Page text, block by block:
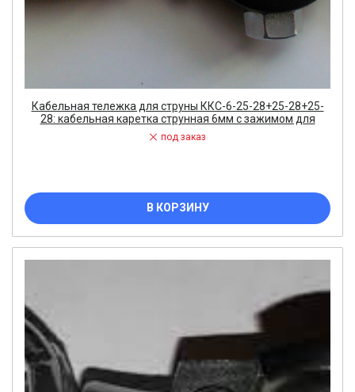
Кабельная тележка для струны ККС-6-25-28+25-28+25-
28: кабельная каретка струнная 6мм с зажимом для
под заказ
В КОРЗИНУ